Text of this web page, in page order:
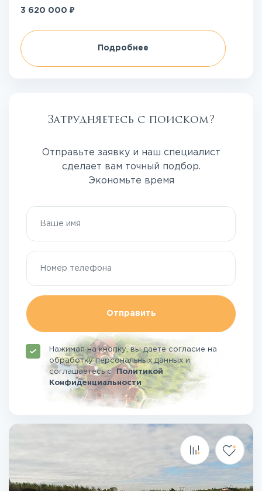
3 620 000 ₽
Подробнее
Затрудняетесь с поиском?
Отправьте заявку и наш специалист
сделает вам точный подбор.
Экономьте время
Отправить
Нажимая на кнопку, вы даете согласие на
обработку персональных данных и
соглашаетесьсПолитикой
Конфиденциальности